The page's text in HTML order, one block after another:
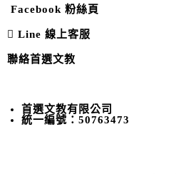
Facebook 粉絲頁
Line 線上客服
聯絡首選文教
首選文教有限公司
統一編號：50763473